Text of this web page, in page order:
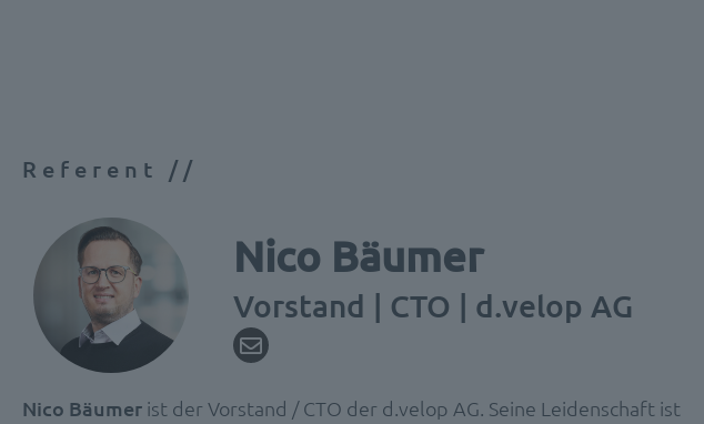
Referent //
Nico Bäumer
Vorstand | CTO | d.velop AG
Nico Bäumer ist der Vorstand / CTO der d.velop AG. Seine Leidenschaft ist